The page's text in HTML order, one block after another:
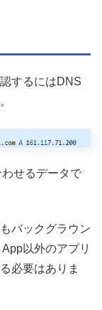
するにはDNS
せるデータで
バックグラウン
以外のアプリ
必要はありま